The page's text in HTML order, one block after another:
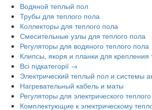
Водяной теплый пол
Трубы для теплого пола
Коллекторы для теплого пола
Смесительные узлы для теплого пола
Регуляторы для водяного теплого пола
Клипсы, якоря и планки для крепления
Всі підкатегорії →
Электрический теплый пол и системы
Нагревательный кабель и маты
Регуляторы для электрического
Комплектующие к электрическому